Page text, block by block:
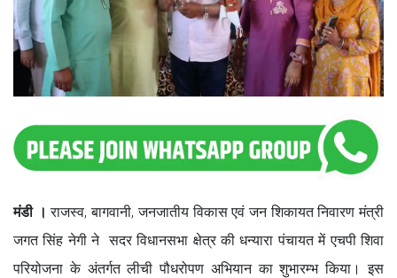
मंडी ।राजस्व, बागवानी, जनजातीय विकास एवं जन शिकायत निवारण मंत्री
जगत सिंह नेगी ने सदर विधानसभा क्षेत्र की धन्यारा पंचायत में एचपी शिवा
परियोजना के अंतर्गत लीची पौधरोपण अभियान का शुभारम्भ किया। इस